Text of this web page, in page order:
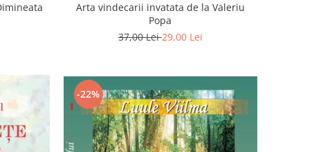
Arta vindecarii invatata de la Valeriu
Popa
37,00 Lei29,00 Lei
-22%